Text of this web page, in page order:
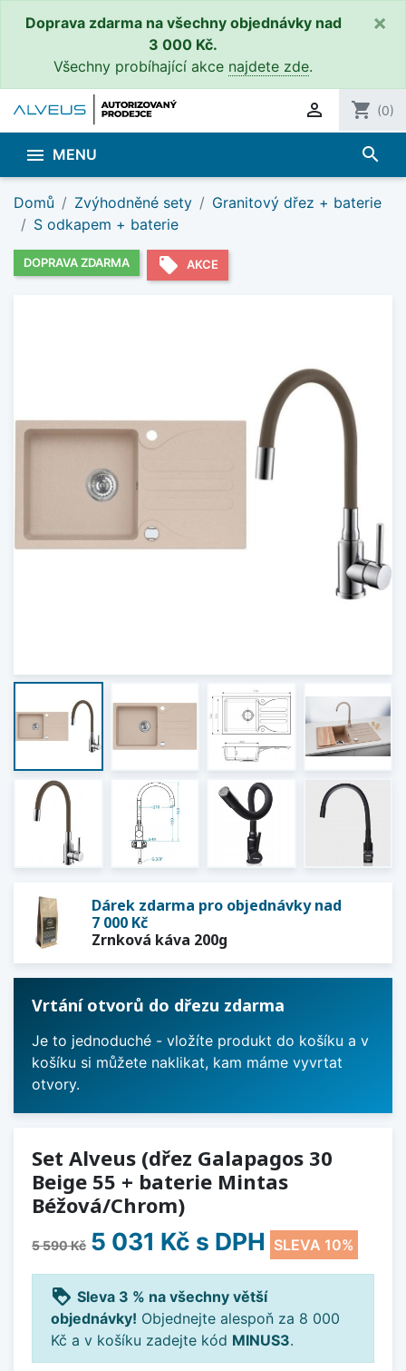
Doprava zdarma na všechny objednávky nad
3 000 Kč.
Všechny probíhající akce najdete zde.
×
 shopping_cart (0)
 MENU search
Domů Zvýhodněné sety
Granitový dřez + baterie
S odkapem + baterie
DOPRAVA ZDARMA local_offer AKCE
Dárek zdarma pro objednávky nad
7 000 Kč
Zrnková káva 200g
Vrtání otvorů do dřezu zdarma
Je to jednoduché - vložíte produkt do košíku a v
košíku si můžete naklikat, kam máme vyvrtat
otvory.
Set Alveus (dřez Galapagos 30
Beige 55 + baterie Mintas
Béžová/Chrom)
5 590 Kč 5 031 Kč s DPH SLEVA 10%
loyalty Sleva 3 % na všechny větší
objednávky! Objednejte alespoň za 8 000
Kč a v košíku zadejte kód MINUS3.